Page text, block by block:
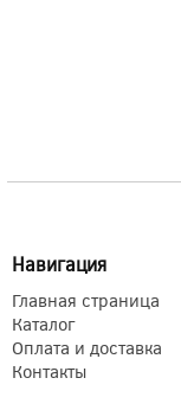
Навигация
Главная страница
Каталог
Оплата и доставка
Контакты